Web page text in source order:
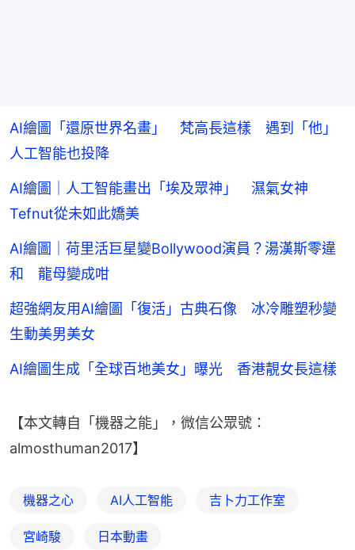
AI繪圖「還原世界名畫」 梵高長這樣 遇到「他」
人工智能也投降
AI繪圖｜人工智能畫出「埃及眾神」 濕氣女神
Tefnut從未如此嬌美
AI繪圖｜荷里活巨星變Bollywood演員？湯漢斯零違
和 龍母變成咁
超強網友用AI繪圖「復活」古典石像 冰冷雕塑秒變
生動美男美女
AI繪圖生成「全球百地美女」曝光 香港靚女長這樣
【本文轉自「機器之能」，微信公眾號：
almosthuman2017】
機器之心 AI人工智能 吉卜力工作室
宮崎駿 日本動畫